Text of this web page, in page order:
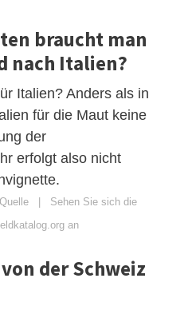
braucht man
nach Italien?
Italien? Anders als in
für die Maut keine
der
erfolgt also nicht
| Sehen Sie sich die
an
der Schweiz